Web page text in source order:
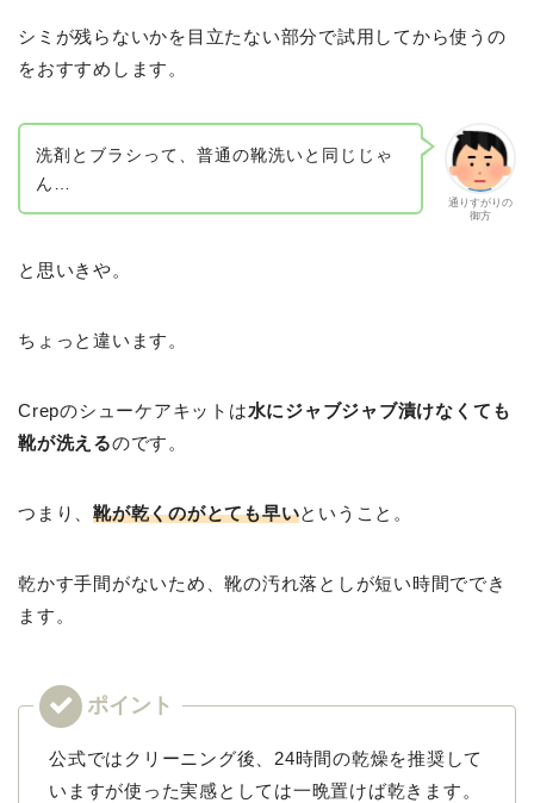
シミが残らないかを目立たない部分で試用してから使うの
をおすすめします。
通りすがりの
御方
洗剤とブラシって、普通の靴洗いと同じじゃ
ん…
と思いきや。
ちょっと違います。
Crepのシューケアキットは水にジャブジャブ漬けなくても
靴が洗えるのです。
つまり、靴が乾くのがとても早いということ。
乾かす手間がないため、靴の汚れ落としが短い時間ででき
ます。
公式ではクリーニング後、24時間の乾燥を推奨して
いますが使った実感としては一晩置けば乾きます。